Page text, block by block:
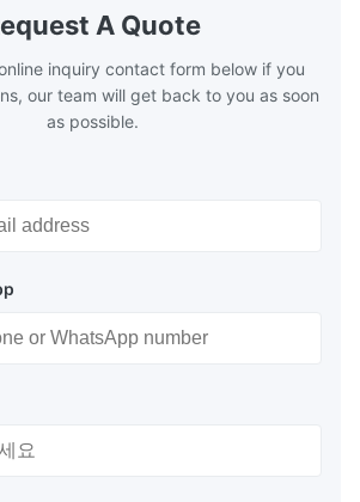
machine Flexo plate
Monochrome / Dual
A Quote
inquiry contact form below if you
our team will get back to you as soon
as possible.